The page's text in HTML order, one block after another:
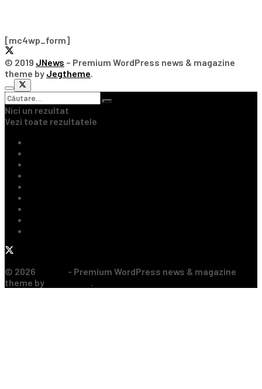
[mc4wp_form]
© 2019 JNews – Premium WordPress news & magazine
theme by Jegtheme.
Nici un rezultat
Vezi toate rezultatele
© 2026
- Premium WordPress news & magazine
theme by
.